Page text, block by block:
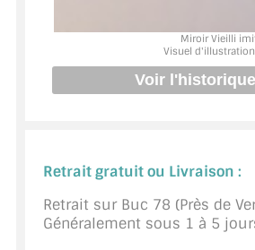
JOINTS D'ÉTANCHÉITÉS
FIXATION GARDES CORPS
ACCESSOIRES EN PROMOTIONS
Miroir Vieilli
Visuel
Retrait gratuit ou Livraison :
Retrait sur Buc 78 (Près de
Généralement sous 1 à 5